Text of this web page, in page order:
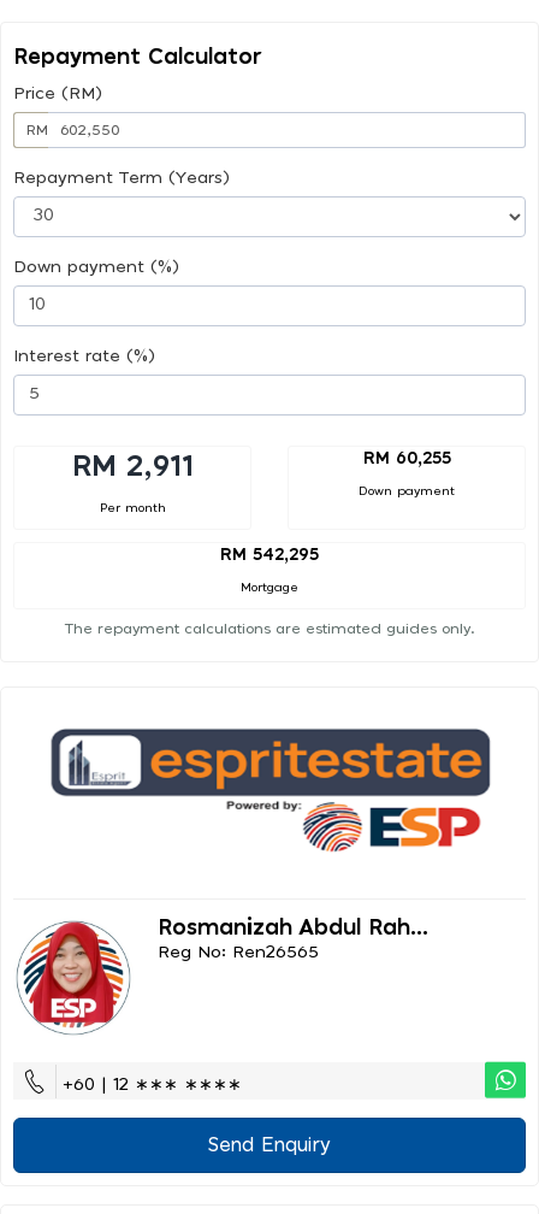
Repayment Calculator
Price (RM)
RM
Repayment Term (Years)
Down payment (%)
Interest rate (%)
RM 2,911
Per month
RM 60,255
Down payment
RM 542,295
Mortgage
The repayment calculations are estimated guides only.
Rosmanizah Abdul Rah...
Reg No: Ren26565
+60 | 12 ∗∗∗ ∗∗∗∗
Send Enquiry